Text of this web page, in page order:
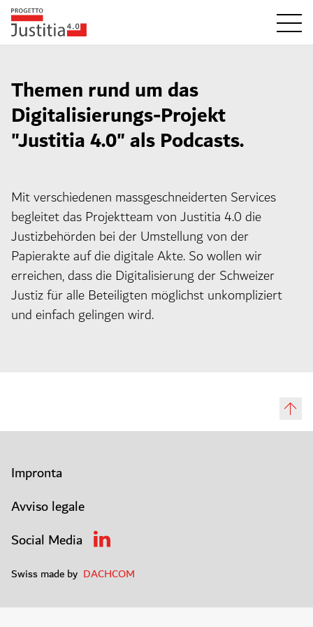
Themen rund um das
Digitalisierungs-Projekt
"Justitia 4.0" als Podcasts.
Mit verschiedenen massgeschneiderten Services
begleitet das Projektteam von Justitia 4.0 die
Justizbehörden bei der Umstellung von der
Papierakte auf die digitale Akte. So wollen wir
erreichen, dass die Digitalisierung der Schweizer
Justiz für alle Beteiligten möglichst unkompliziert
und einfach gelingen wird.
Impronta
Avviso legale
Social Media
Swiss made by DACHCOM